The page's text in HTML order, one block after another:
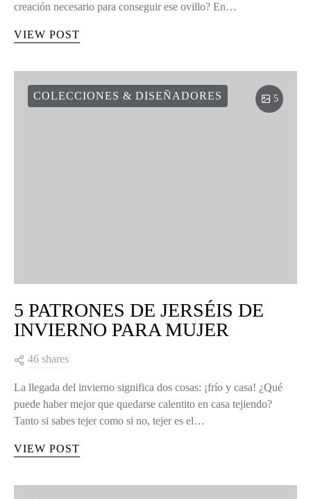
creación necesario para conseguir ese ovillo? En…
VIEW POST
COLECCIONES & DISEÑADORES 5
5 PATRONES DE JERSÉIS DE
INVIERNO PARA MUJER
46 shares
La llegada del invierno significa dos cosas: ¡frío y casa! ¿Qué
puede haber mejor que quedarse calentito en casa tejiendo?
Tanto si sabes tejer como si no, tejer es el…
VIEW POST